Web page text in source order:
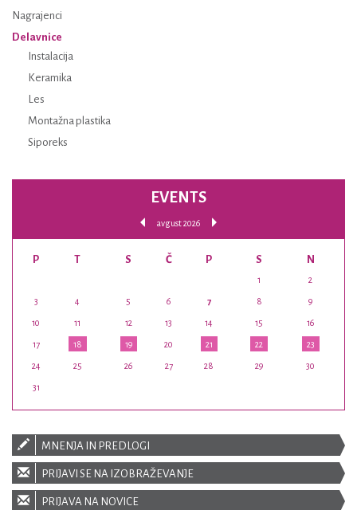
Nagrajenci
Delavnice
Instalacija
Keramika
Les
Montažna plastika
Siporeks
EVENTS
avgust 2026
P T S Č P S N
1 2
3 4 5 6 7 8 9
10 11 12 13 14 15 16
17 18 19 20 21 22 23
24 25 26 27 28 29 30
31
MNENJA IN PREDLOGI
PRIJAVI SE NA IZOBRAŽEVANJE
PRIJAVA NA NOVICE